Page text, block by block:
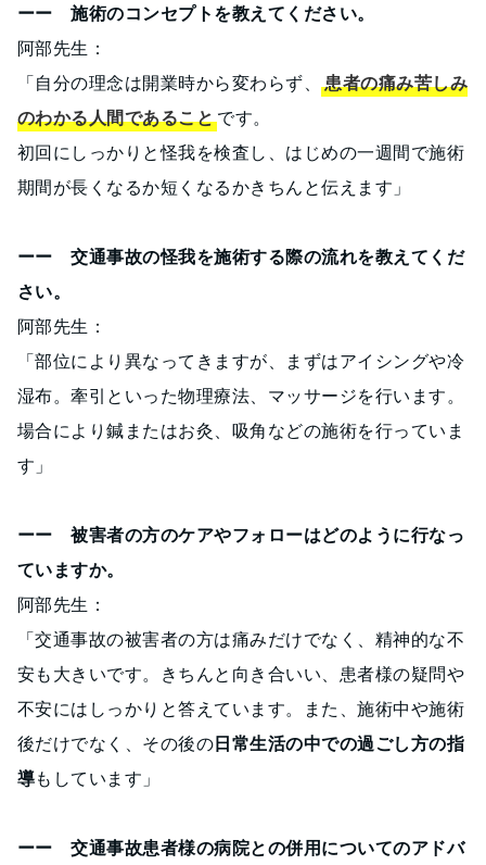
ーー 施術のコンセプトを教えてください。
阿部先生：
「自分の理念は開業時から変わらず、患者の痛み苦しみ
のわかる人間であることです。
初回にしっかりと怪我を検査し、はじめの一週間で施術
期間が長くなるか短くなるかきちんと伝えます」
ーー 交通事故の怪我を施術する際の流れを教えてくだ
さい。
阿部先生：
「部位により異なってきますが、まずはアイシングや冷
湿布。牽引といった物理療法、マッサージを行います。
場合により鍼またはお灸、吸角などの施術を行っていま
す」
ーー 被害者の方のケアやフォローはどのように行なっ
ていますか。
阿部先生：
「交通事故の被害者の方は痛みだけでなく、精神的な不
安も大きいです。きちんと向き合いい、患者様の疑問や
不安にはしっかりと答えています。また、施術中や施術
後だけでなく、その後の日常生活の中での過ごし方の指
導もしています」
ーー 交通事故患者様の病院との併用についてのアドバ